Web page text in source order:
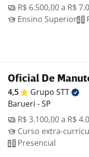
R$ 6.500,00 a R$
Ensino Superior
Oficial De
4,5 Grupo STT
Barueri - SP
R$ 3.100,00 a R$
Curso extra-
Presencial